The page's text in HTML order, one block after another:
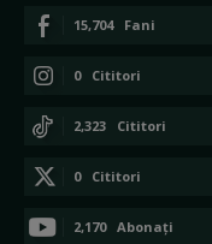
15,704 Fani
0 Cititori
2,323 Cititori
0 Cititori
2,170 Abonați